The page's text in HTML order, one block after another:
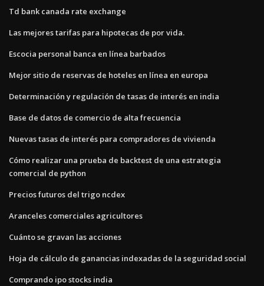
Td bank canada rate exchange
Las mejores tarifas para hipotecas de por vida.
Escocia personal banca en línea barbados
Mejor sitio de reservas de hoteles en línea en europa
Determinación y regulación de tasas de interés en india
Base de datos de comercio de alta frecuencia
Nuevas tasas de interés para compradores de vivienda
Cómo realizar una prueba de backtest de una estrategia
comercial de python
Precios futuros del trigo ncdex
Aranceles comerciales agricultores
Cuánto se gravan las acciones
Hoja de cálculo de ganancias indexadas de la seguridad social
Comprando ipo stocks india